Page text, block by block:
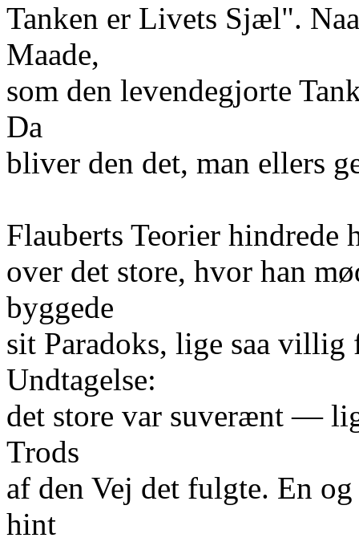
Tanken er Livets Sjæl".
Maade,
som den levendegjorte
Da
bliver den det, man ellers
Flauberts Teorier
over det store, hvor han
byggede
sit Paradoks, lige saa villig
Undtagelse:
det store var suverænt —
Trods
af den Vej det fulgte. En
hint